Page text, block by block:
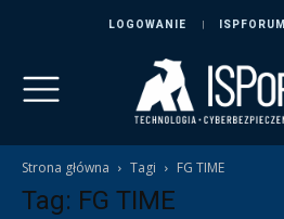
LOGOWANIE ISPFORUM
Strona główna Tagi FG TIME
Tag: FG TIME